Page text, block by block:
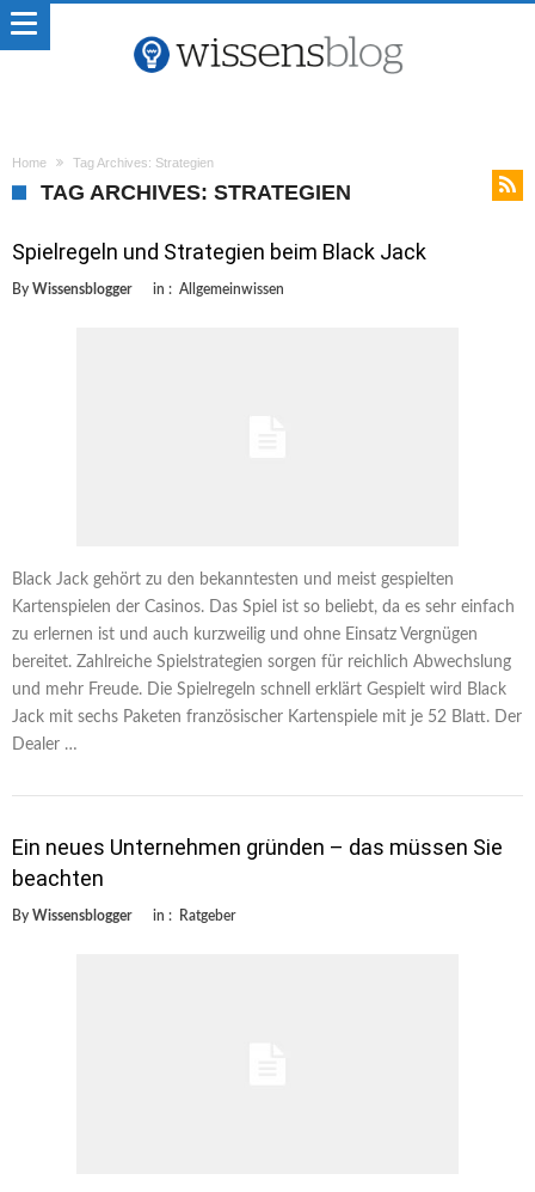
Home Tag Archives: Strategien
TAG ARCHIVES: STRATEGIEN
Spielregeln und Strategien beim Black Jack
By Wissensblogger in : Allgemeinwissen
Black Jack gehört zu den bekanntesten und meist gespielten
Kartenspielen der Casinos. Das Spiel ist so beliebt, da es sehr einfach
zu erlernen ist und auch kurzweilig und ohne Einsatz Vergnügen
bereitet. Zahlreiche Spielstrategien sorgen für reichlich Abwechslung
und mehr Freude. Die Spielregeln schnell erklärt Gespielt wird Black
Jack mit sechs Paketen französischer Kartenspiele mit je 52 Blatt. Der
Dealer …
Ein neues Unternehmen gründen – das müssen Sie
beachten
By Wissensblogger in : Ratgeber